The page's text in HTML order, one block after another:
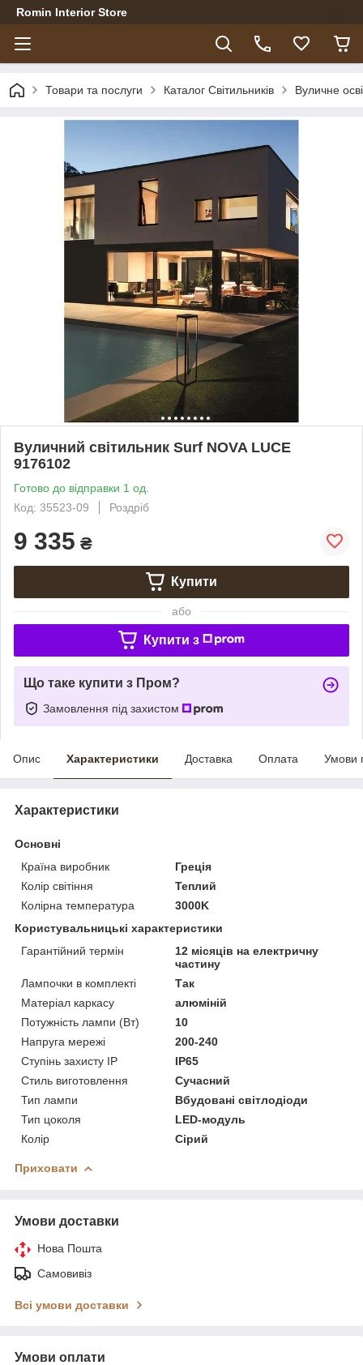
Romin Interior Store
Товари та послуги Каталог Світильників Вуличне
Вуличний світильник Surf NOVA LUCE
9176102
Готово до відправки 1 од.
Код: 35523-09
Роздріб
9 335 ₴
Купити
або
Купити з
Що таке купити з Пром?
Замовлення під захистом
Опис Характеристики Доставка Оплата Умови
Характеристики
Основні
Країна виробник
Греція
Колір світіння
Теплий
Колірна температура
3000K
Користувальницькі характеристики
Гарантійний термін
12 місяців на електричну
частину
Лампочки в комплекті
Так
Матеріал каркасу
алюміній
Потужність лампи (Вт)
10
Напруга мережі
200-240
Ступінь захисту IP
IP65
Стиль виготовлення
Сучасний
Тип лампи
Вбудовані світлодіоди
Тип цоколя
LED-модуль
Колір
Сірий
Приховати
Умови доставки
Нова Пошта
Самовивіз
Всі умови доставки
Умови оплати